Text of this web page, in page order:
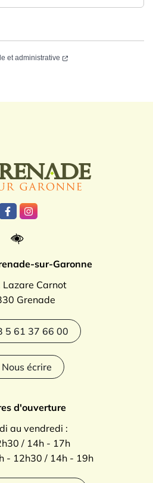
et administrative
Lien vers le compte Facebook
Lien vers le compte
sur-Garonne
Lazare Carnot
Grenade
5 61 37 66 00
Nous écrire
d'ouverture
au vendredi :
/ 14h - 17h
- 12h30 / 14h - 19h